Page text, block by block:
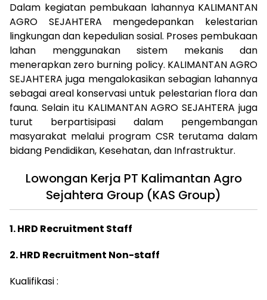
Dalam kegiatan pembukaan lahannya KALIMANTAN
AGRO SEJAHTERA mengedepankan kelestarian
lingkungan dan kepedulian sosial. Proses pembukaan
lahan menggunakan sistem mekanis dan
menerapkan zero burning policy. KALIMANTAN AGRO
SEJAHTERA juga mengalokasikan sebagian lahannya
sebagai areal konservasi untuk pelestarian flora dan
fauna. Selain itu KALIMANTAN AGRO SEJAHTERA juga
turut berpartisipasi dalam pengembangan
masyarakat melalui program CSR terutama dalam
bidang Pendidikan, Kesehatan, dan Infrastruktur.
Lowongan Kerja PT Kalimantan Agro
Sejahtera Group (KAS Group)
1. HRD Recruitment Staff
2. HRD Recruitment Non-staff
Kualifikasi :